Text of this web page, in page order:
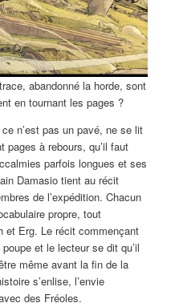
abandonné la horde, sont
en tournant les pages ?
n’est pas un pavé, ne se lit
pages à rebours, qu’il faut
parfois longues et ses
Damasio tient au récit
de l’expédition. Chacun
propre, tout
et Erg. Le récit commençant
et le lecteur se dit qu’il
même avant la fin de la
s’enlise, l’envie
des Fréoles.